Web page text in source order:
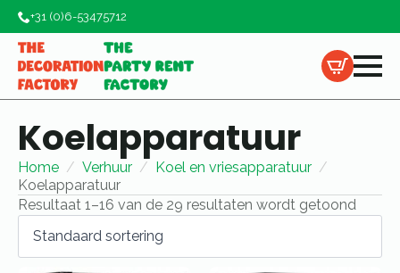
+31 (0)6-53475712
Koelapparatuur
Home Verhuur
Koel en vriesapparatuur
Koelapparatuur
Resultaat 1–16 van de 29 resultaten wordt getoond